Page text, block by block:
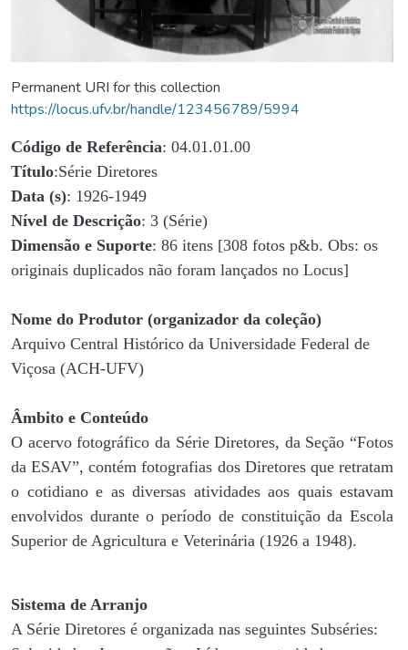
Permanent URI for this collection
https://locus.ufv.br/handle/123456789/5994
Código de Referência: 04.01.01.00
Título:Série Diretores
Data (s): 1926-1949
Nível de Descrição: 3 (Série)
Dimensão e Suporte: 86 itens [308 fotos p&b. Obs: os
originais duplicados não foram lançados no Locus]
Nome do Produtor (organizador da coleção)
Arquivo Central Histórico da Universidade Federal de
Viçosa (ACH-UFV)
Âmbito e Conteúdo
O acervo fotográfico da Série Diretores, da Seção “Fotos
da ESAV”, contém fotografias dos Diretores que retratam
o cotidiano e as diversas atividades aos quais estavam
envolvidos durante o período de constituição da Escola
Superior de Agricultura e Veterinária (1926 a 1948).
Sistema de Arranjo
A Série Diretores é organizada nas seguintes Subséries: